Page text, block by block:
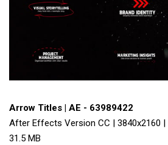
Arrow Titles | AE - 63989422
After Effects Version CC | 3840x2160 |
31.5 MB